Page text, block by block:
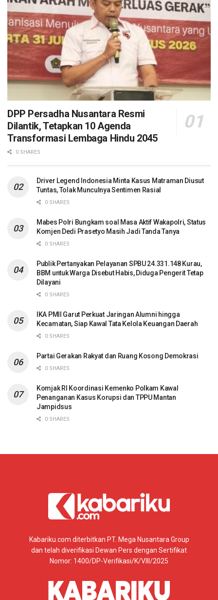
DPP Persadha Nusantara Resmi
Dilantik, Tetapkan 10 Agenda
Transformasi Lembaga Hindu 2045
0 SHARES
Driver Legend Indonesia Minta Kasus Matraman Diusut
Tuntas, Tolak Munculnya Sentimen Rasial
0 SHARES
Mabes Polri Bungkam soal Masa Aktif Wakapolri, Status
Komjen Dedi Prasetyo Masih Jadi Tanda Tanya
0 SHARES
Publik Pertanyakan Pelayanan SPBU 24.331.148 Kurau,
BBM untuk Warga Disebut Habis, Diduga Pengerit Tetap
Dilayani
0 SHARES
IKA PMII Garut Perkuat Jaringan Alumni hingga
Kecamatan, Siap Kawal Tata Kelola Keuangan Daerah
0 SHARES
Partai Gerakan Rakyat dan Ruang Kosong Demokrasi
0 SHARES
Komjak RI Koordinasi Kemenko Polkam Kawal
Penanganan Kasus Korupsi dan TPPU Mantan
Jampidsus
0 SHARES
Kabariku.com diterbitkan PT. Mega Nusantara Group
dan telah diverifikasi Dewan Pers dengan Sertifikat
Nomor: 1400/DP-Verifikasi/K/VIII/2025